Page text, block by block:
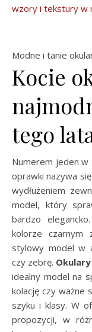
wzory i tekstury w
Modne i tanie
Kocie
tego
Numerem jeden w
oprawki nazywa
wydłużeniem
model, który
bardzo
kolorze czarnym
stylowy model w
czy zebrę.
idealny model na
kolację czy ważne
szyku i klasy. W
propozycji, w